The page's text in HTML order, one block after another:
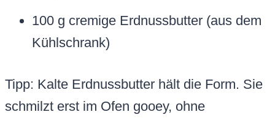
100 g cremige Erdnussbutter (aus dem
Kühlschrank)
Tipp: Kalte Erdnussbutter hält die Form. Sie
schmilzt erst im Ofen gooey, ohne